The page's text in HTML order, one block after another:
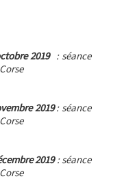
2019: séance
2019: séance
2019: séance